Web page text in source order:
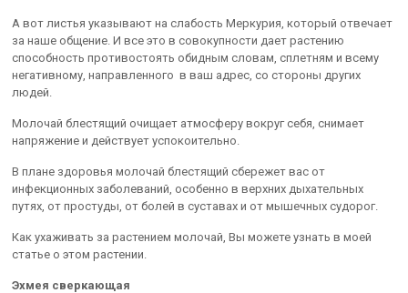
А вот листья указывают на слабость Меркурия, который отвечает
за наше общение. И все это в совокупности дает растению
способность противостоять обидным словам, сплетням и всему
негативному, направленного в ваш адрес, со стороны других
людей.
Молочай блестящий очищает атмосферу вокруг себя, снимает
напряжение и действует успокоительно.
В плане здоровья молочай блестящий сбережет вас от
инфекционных заболеваний, особенно в верхних дыхательных
путях, от простуды, от болей в суставах и от мышечных судорог.
Как ухаживать за растением молочай, Вы можете узнать в моей
статье о этом растении.
Эхмея сверкающая